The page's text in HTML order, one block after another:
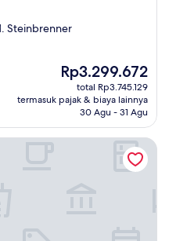
Steinbrenner
Harga
sekarang
Rp3.299.672
Rp3.299.672
total Rp3.745.129
termasuk pajak & biaya lainnya
30 Agu - 31 Agu
Westshore/Airport